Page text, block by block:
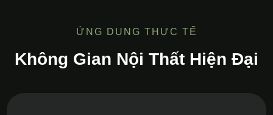
ỨNG DỤNG THỰC TẾ
Không Gian Nội Thất Hiện Đại